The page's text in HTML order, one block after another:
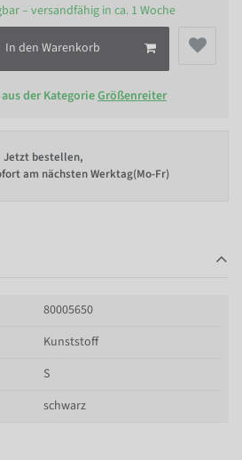
– versandfähig in ca. 1 Woche
In den Warenkorb
der KategorieGrößenreiter
Jetzt bestellen,
am nächsten Werktag(Mo-Fr)
80005650
Kunststoff
S
schwarz